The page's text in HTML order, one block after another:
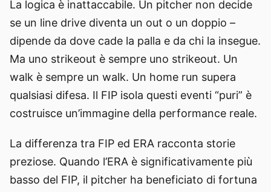
La logica è inattaccabile. Un pitcher non decide
se un line drive diventa un out o un doppio –
dipende da dove cade la palla e da chi la insegue.
Ma uno strikeout è sempre uno strikeout. Un
walk è sempre un walk. Un home run supera
qualsiasi difesa. Il FIP isola questi eventi “puri” è
costruisce un’immagine della performance reale.
La differenza tra FIP ed ERA racconta storie
preziose. Quando l’ERA è significativamente più
basso del FIP, il pitcher ha beneficiato di fortuna